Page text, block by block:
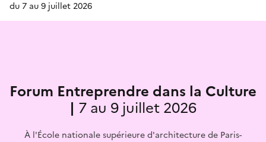
du 7 au 9 juillet 2026
Forum Entreprendre dans la Culture
| 7 au 9 juillet 2026
À l'École nationale supérieure d'architecture de Paris-